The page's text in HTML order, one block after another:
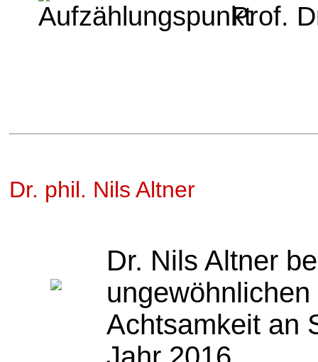
Prof.
Dr. phil. Nils Altner
Dr. Nils Altner
Achtsamkeit an